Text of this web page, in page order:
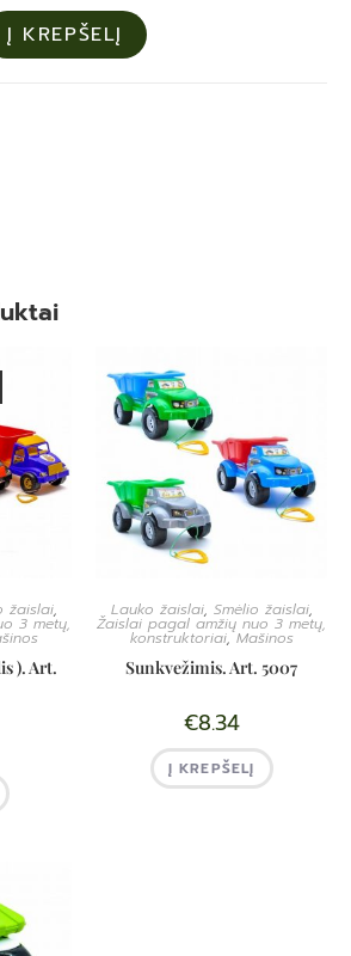
Į KREPŠELĮ
žaislai,
3 metų,
). Art.
Lauko žaislai, Smėlio žaislai,
Žaislai pagal amžių nuo 3 metų,
konstruktoriai,Mašinos
Sunkvežimis. Art. 5007
€8.34
Į KREPŠELĮ